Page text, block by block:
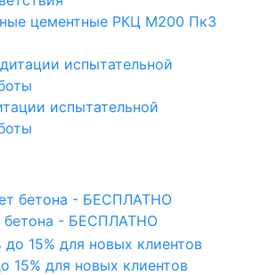
цементные РКЦ М200 Пк3
испытательной
бетона - БЕСПЛАТНО
15% для новых клиентов